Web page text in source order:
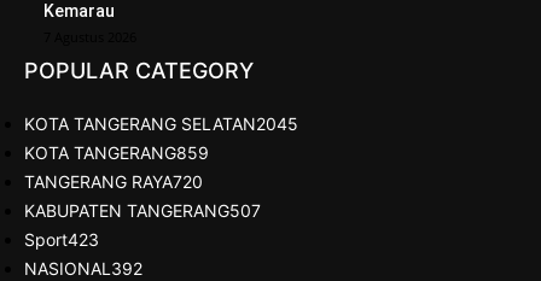
Kemarau
POPULAR CATEGORY
KOTA TANGERANG SELATAN2045
KOTA TANGERANG859
TANGERANG RAYA720
KABUPATEN TANGERANG507
Sport423
NASIONAL 392